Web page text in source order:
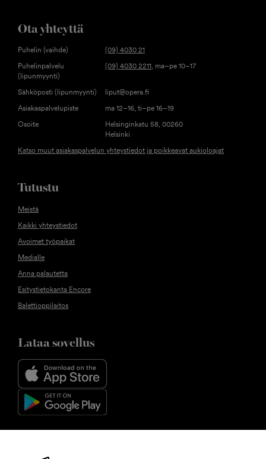
Ota yhteyttä
Puhelin (vaihde)
(09) 4030 21
Puhelinpalvelu
(lipunmyynti)
(09) 4030 2211, ma–pe 10–17
Sähköposti (lipunmyynti)
liput@opera.fi
Asiakaspalvelupiste
ma 12–16, ti–pe 16–19
Osoite
Helsinginkatu 58, 00260
Helsinki
Katso muut asiakaspalvelun yhteystiedot ja poikkeavat aukioloajat
Tutustu
Meistä
Kaikki yhteystiedot
Avoimet työpaikat
Medialle
Anna palautetta
Esitystietokanta Encore
Balettioppilaitos
Lataa sovellus